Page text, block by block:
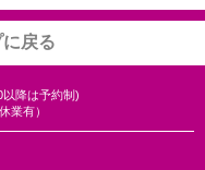
戻る
以降は予約制)
業有）